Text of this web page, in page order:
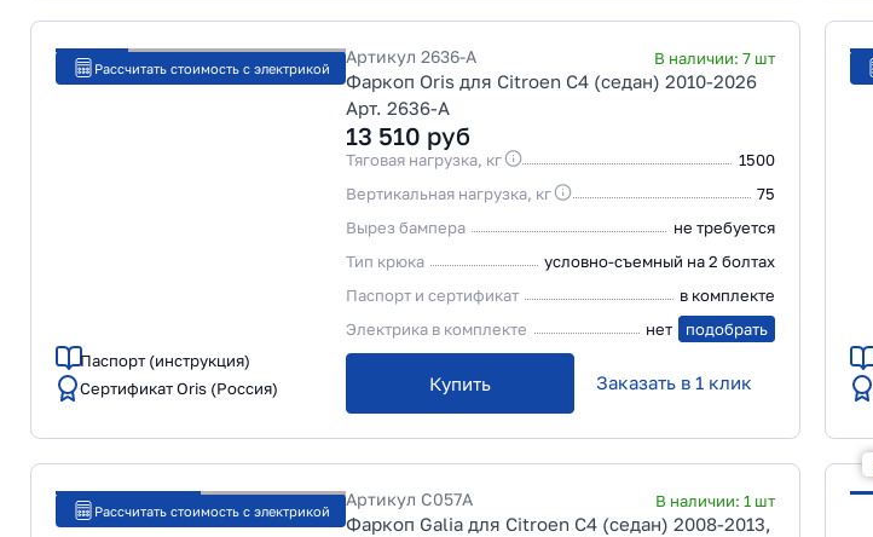
Рассчитать стоимость с электрикой
Паспорт (инструкция)
Сертификат Oris (Россия)
Артикул 2636-A В наличии: 7 шт
Фаркоп Oris для Citroen C4 (седан) 2010-2026
Арт. 2636-A
13 510 руб
Тяговая нагрузка, кг
1500
Вертикальная нагрузка, кг
75
Вырез бампера
не требуется
Тип крюка
условно-съемный на 2 болтах
Паспорт и сертификат
в комплекте
Электрика в комплекте
нет подобрать
Купить Заказать в 1 клик
Рассчитать стоимость с электрикой
Артикул C057A В наличии: 1 шт
Фаркоп Galia для Citroen C4 (седан) 2008-2013,